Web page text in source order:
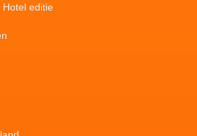
Hotel editie